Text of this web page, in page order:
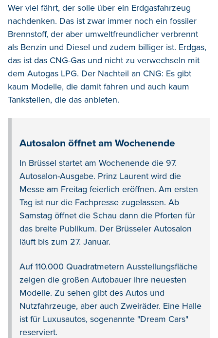
Wer viel fährt, der solle über ein Erdgasfahrzeug
nachdenken. Das ist zwar immer noch ein fossiler
Brennstoff, der aber umweltfreundlicher verbrennt
als Benzin und Diesel und zudem billiger ist. Erdgas,
das ist das CNG-Gas und nicht zu verwechseln mit
dem Autogas LPG. Der Nachteil an CNG: Es gibt
kaum Modelle, die damit fahren und auch kaum
Tankstellen, die das anbieten.
Autosalon öffnet am Wochenende
In Brüssel startet am Wochenende die 97.
Autosalon-Ausgabe. Prinz Laurent wird die
Messe am Freitag feierlich eröffnen. Am ersten
Tag ist nur die Fachpresse zugelassen. Ab
Samstag öffnet die Schau dann die Pforten für
das breite Publikum. Der Brüsseler Autosalon
läuft bis zum 27. Januar.
Auf 110.000 Quadratmetern Ausstellungsfläche
zeigen die großen Autobauer ihre neuesten
Modelle. Zu sehen gibt des Autos und
Nutzfahrzeuge, aber auch Zweiräder. Eine Halle
ist für Luxusautos, sogenannte "Dream Cars"
reserviert.